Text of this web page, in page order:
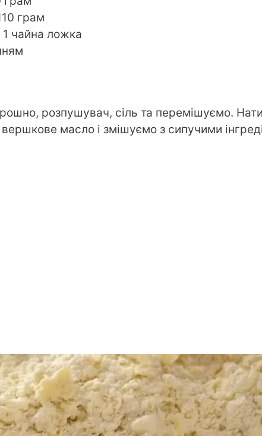
грам
1 чайна ложка
розпушувач, сіль та перемішуємо.
вершкове масло і змішуємо з сипучими